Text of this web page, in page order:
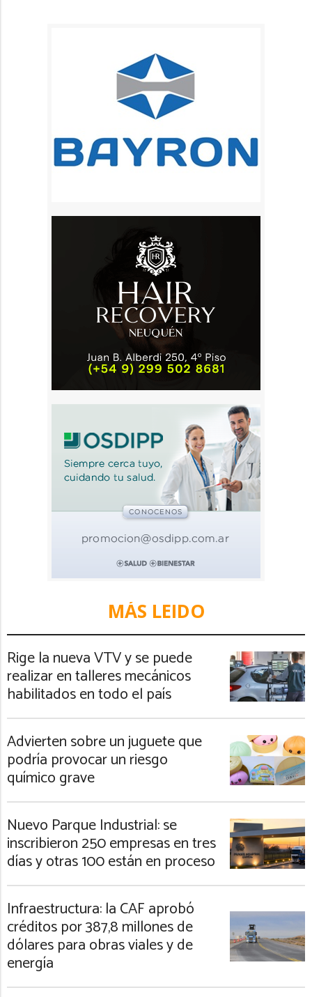
MÁS LEIDO
Rige la nueva VTV y se puede
realizar en talleres mecánicos
habilitados en todo el país
Advierten sobre un juguete que
podría provocar un riesgo
químico grave
Nuevo Parque Industrial: se
inscribieron 250 empresas en tres
días y otras 100 están en proceso
Infraestructura: la CAF aprobó
créditos por 387,8 millones de
dólares para obras viales y de
energía